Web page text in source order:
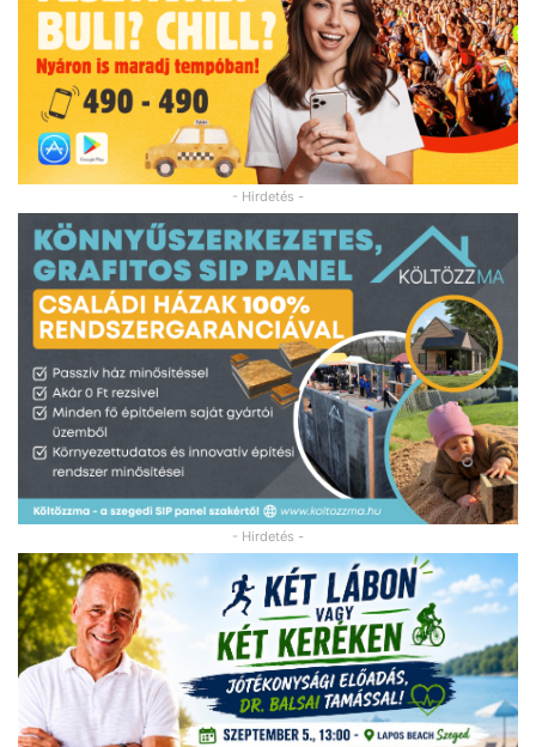
- Hirdetés -
- Hirdetés -